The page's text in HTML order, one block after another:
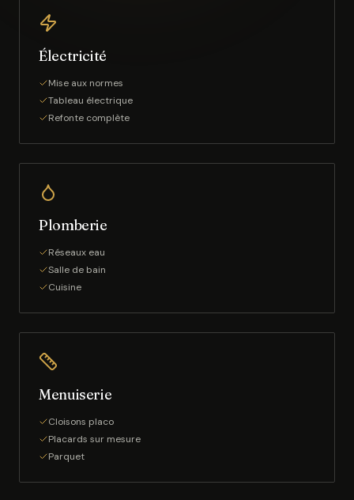
Électricité
Mise aux normes
Tableau électrique
Refonte complète
Plomberie
Réseaux eau
Salle de bain
Cuisine
Menuiserie
Cloisons placo
Placards sur mesure
Parquet